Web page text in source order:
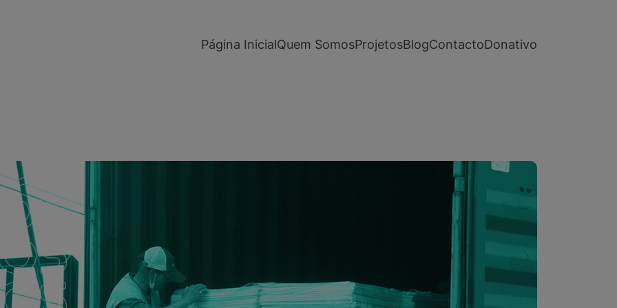
Página InicialQuem SomosProjetosBlogContactoDonativo